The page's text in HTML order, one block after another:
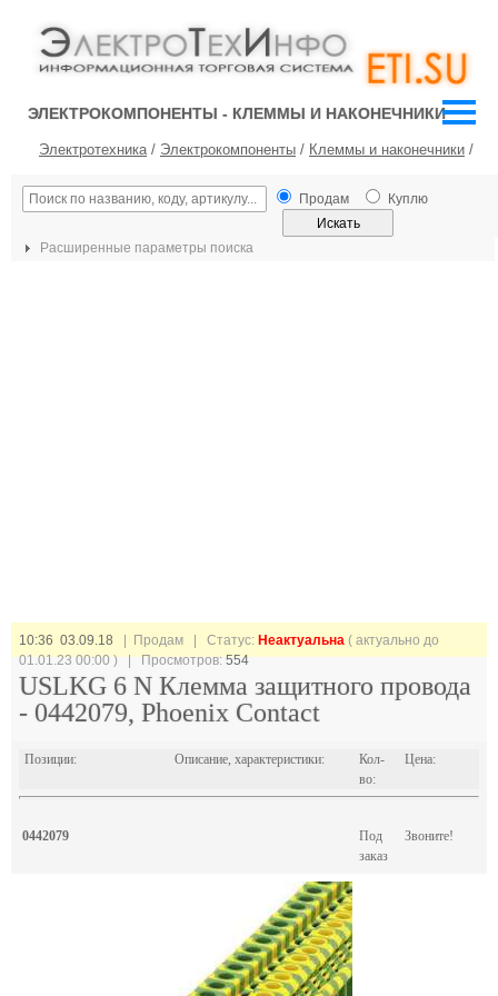
ЭЛЕКТРОКОМПОНЕНТЫ - КЛЕММЫ И НАКОНЕЧНИКИ
Электротехника/ Электрокомпоненты / Клеммы и наконечники /
Продам Куплю
Расширенные параметры поиска
10:36 03.09.18 | Продам | Статус: Неактуальна ( актуально до
01.01.23 00:00 ) | Просмотров:554
USLKG 6 N Клемма защитного провода
- 0442079, Phoenix Contact
Позиции: Описание, характеристики:
Кол-
во:
Цена:
0442079
Под
заказ
Звоните!